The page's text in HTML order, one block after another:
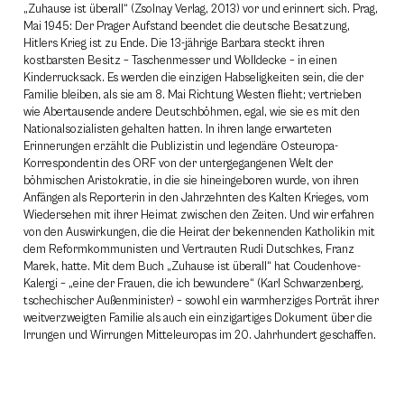
„Zuhause ist überall“ (Zsolnay Verlag, 2013) vor und erinnert sich. Prag,
Mai 1945: Der Prager Aufstand beendet die deutsche Besatzung,
Hitlers Krieg ist zu Ende. Die 13-jährige Barbara steckt ihren
kostbarsten Besitz – Taschenmesser und Wolldecke – in einen
Kinderrucksack. Es werden die einzigen Habseligkeiten sein, die der
Familie bleiben, als sie am 8. Mai Richtung Westen flieht; vertrieben
wie Abertausende andere Deutschböhmen, egal, wie sie es mit den
Nationalsozialisten gehalten hatten. In ihren lange erwarteten
Erinnerungen erzählt die Publizistin und legendäre Osteuropa-
Korrespondentin des ORF von der untergegangenen Welt der
böhmischen Aristokratie, in die sie hineingeboren wurde, von ihren
Anfängen als Reporterin in den Jahrzehnten des Kalten Krieges, vom
Wiedersehen mit ihrer Heimat zwischen den Zeiten. Und wir erfahren
von den Auswirkungen, die die Heirat der bekennenden Katholikin mit
dem Reformkommunisten und Vertrauten Rudi Dutschkes, Franz
Marek, hatte. Mit dem Buch „Zuhause ist überall“ hat Coudenhove-
Kalergi – „eine der Frauen, die ich bewundere“ (Karl Schwarzenberg,
tschechischer Außenminister) – sowohl ein warmherziges Porträt ihrer
weitverzweigten Familie als auch ein einzigartiges Dokument über die
Irrungen und Wirrungen Mitteleuropas im 20. Jahrhundert geschaffen.